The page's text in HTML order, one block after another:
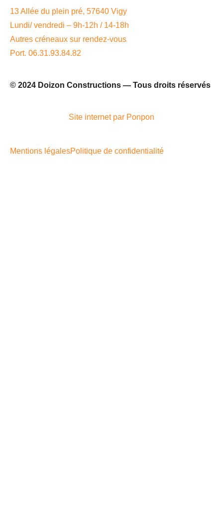
13 Allée du plein pré, 57640 Vigy
Lundi/ vendredi – 9h-12h / 14-18h
Autres créneaux sur rendez-vous
Port. 06.31.93.84.82
© 2024 Doizon Constructions — Tous droits réservés
Site internet par Ponpon
Mentions légalesPolitique de confidentialité